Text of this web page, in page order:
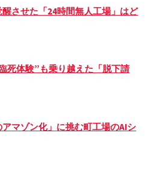
させた「24時間無人工場」はど
死体験”も乗り越えた「脱下請
マゾン化」に挑む町工場のAIシ